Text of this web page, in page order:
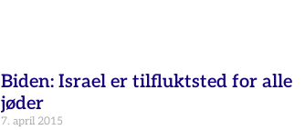
Biden: Israel er tilfluktsted for alle
jøder
7. april 2015